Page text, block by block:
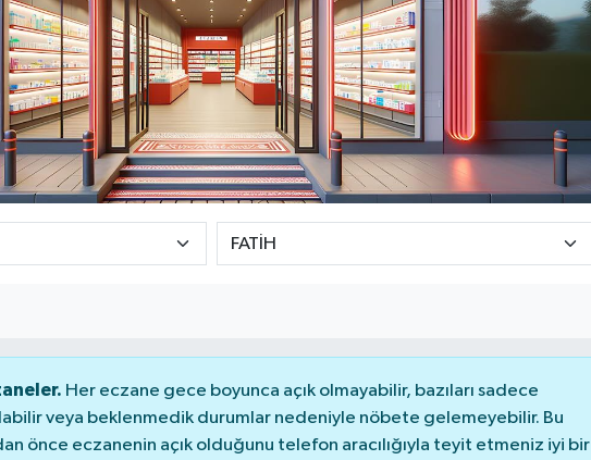
Her eczane gece boyunca açık olmayabilir, bazıları sadece
veya beklenmedik durumlar nedeniyle nöbete gelemeyebilir. Bu
önce eczanenin açık olduğunu telefon aracılığıyla teyit etmeniz iyi bir